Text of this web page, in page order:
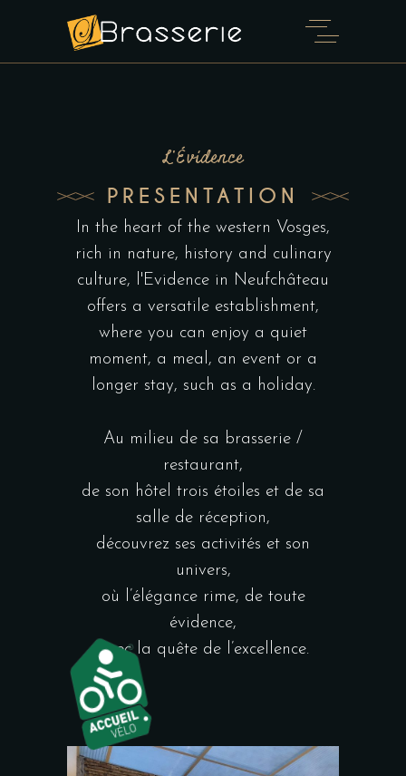
L'Évidence
PRESENTATION
In the heart of the western Vosges,
rich in nature, history and culinary
culture, l'Evidence in Neufchâteau
offers a versatile establishment,
where you can enjoy a quiet
moment, a meal, an event or a
longer stay, such as a holiday.
Au milieu de sa brasserie /
restaurant,
de son hôtel trois étoiles et de sa
salle de réception,
découvrez ses activités et son
univers,
où l’élégance rime, de toute
évidence,
avec la quête de l’excellence.